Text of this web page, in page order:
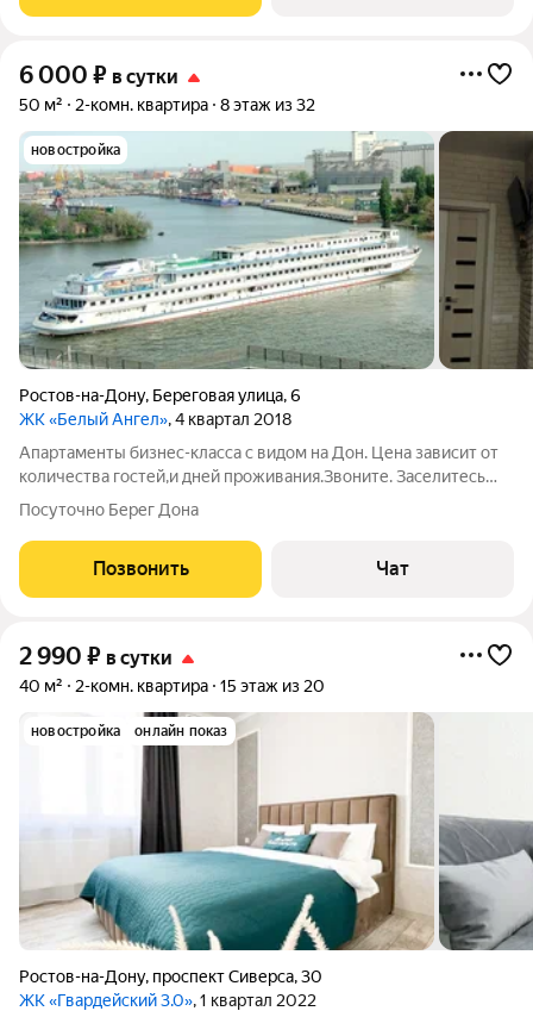
6 000 ₽ в сутки
50 м² 2-комн. квартира 8 этаж из 32
новостройка
Ростов-на-Дону, Береговая улица,6
ЖК «Белый Ангел», 4 квартал 2018
Апартаменты бизнес-класса с видом на Дон. Цена зависит от
количества гостей,и дней проживания.Звоните. Заселитесь
через 10 минут после звонка.(.Если свободны апартаменты.)
Если эта занята,есть ещё квартиры,вы только позвоните. Есть
дешевле
Посуточно Берег Дона
Позвонить Чат
2 990 ₽ в сутки
40 м² 2-комн. квартира 15 этаж из 20
новостройка онлайн показ
Ростов-на-Дону, проспект Сиверса,30
ЖК «Гвардейский 3.0», 1 квартал 2022